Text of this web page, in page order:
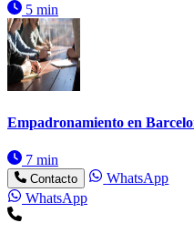
5 min
Empadronamiento en
7 min
Contacto
WhatsApp
WhatsApp